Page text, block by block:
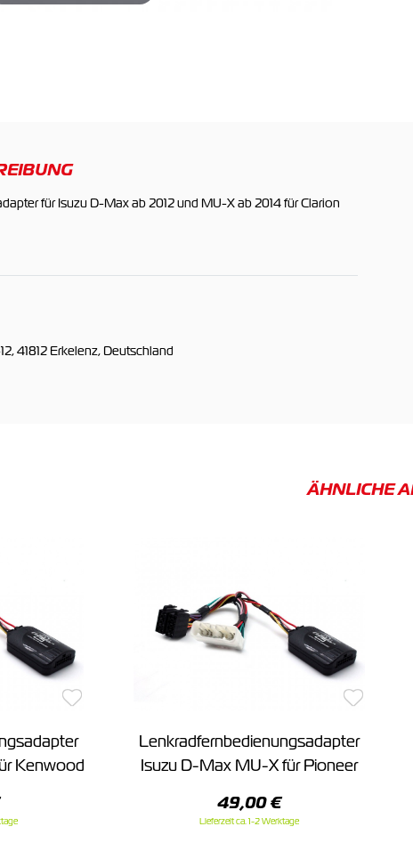
für Isuzu D-Max ab 2012 und MU-X ab 2014 für Clarion
41812 Erkelenz, Deutschland
ÄHNLICHE
Kenwood
Lenkradfernbedienungsadapter
Isuzu D-Max MU-X für Pioneer
49,00 €
Lieferzeit ca. 1-2 Werktage